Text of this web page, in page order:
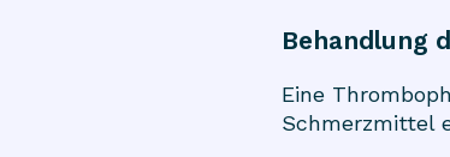
Behandlung
Eine
Schmerzmittel